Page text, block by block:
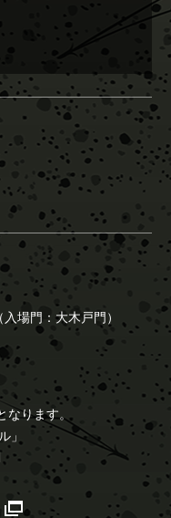
（入場門：大木戸門）
ります。
」